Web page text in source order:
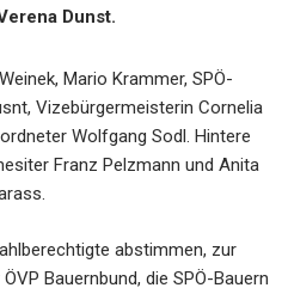
Dunst.
Mario Krammer, SPÖ-
Vizebürgermeisterin Cornelia
Wolfgang Sodl. Hintere
Franz Pelzmann und Anita
abstimmen, zur
Bauernbund, die SPÖ-Bauern